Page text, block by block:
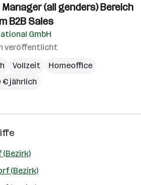
(all genders) Bereich
B2B Sales
GmbH
veröffentlicht
Vollzeit
Homeoffice
€ jährlich
(Bezirk)
(Bezirk)